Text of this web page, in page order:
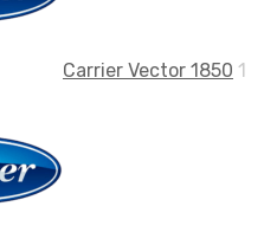
Carrier Vector 1850 1